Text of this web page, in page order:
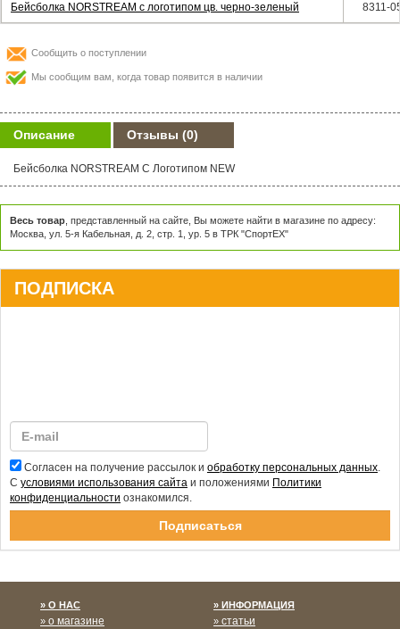
Бейсболка NORSTREAM с логотипом цв. черно-зеленый 8311-
Сообщить о поступлении
Мы сообщим вам, когда товар появится в наличии
Описание Отзывы (0)
Бейсболка NORSTREAM С Логотипом NEW
Весь товар , представленный на сайте, Вы можете найти в магазине по адресу:
Москва, ул. 5-я Кабельная, д. 2, стр. 1, ур. 5 в ТРК "СпортЕХ"
ПОДПИСКА
Согласен на получение рассылок и обработку персональных данных.
С условиями использования сайта и положениями Политики
конфиденциальности ознакомился.
О НАС
о магазине
ИНФОРМАЦИЯ
статьи